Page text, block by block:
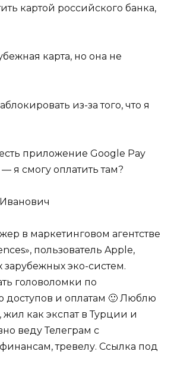
картой российского банка,
карта, но она не
из-за того, что я
приложение Google Pay
я смогу оплатить там?
в маркетинговом агентстве
пользователь Apple,
зарубежных эко-систем.
головоломки по
доступов и оплатам 🙂 Люблю
жил как экспат в Турции и
веду Телеграм с
тревелу. Ссылка под